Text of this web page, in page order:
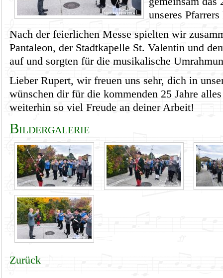
unseres
Nach der feierlichen Messe spielten wir
Pantaleon, der Stadtkapelle St. Valentin und
auf und sorgten für die musikalische
Lieber Rupert, wir freuen uns sehr, dich in
wünschen dir für die kommenden 25 Jahre
weiterhin so viel Freude an deiner Arbeit!
Bildergalerie
Zurück